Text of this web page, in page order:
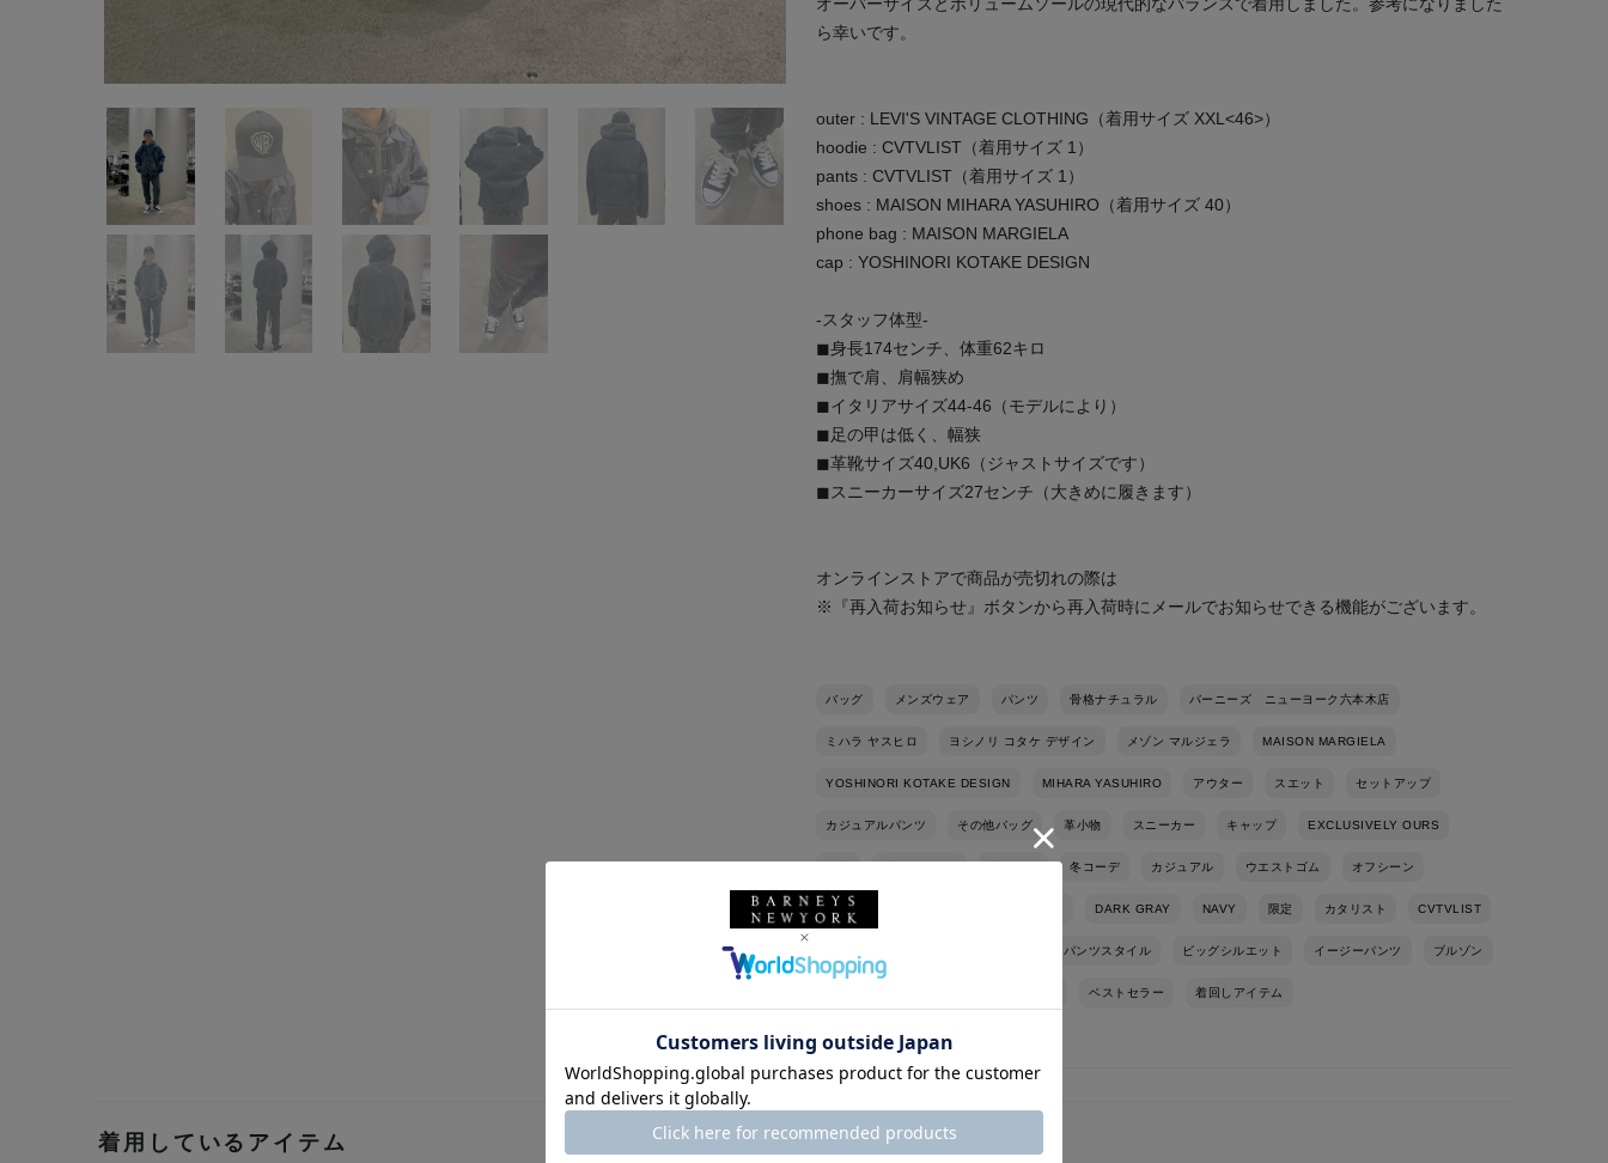
ら幸いです。
outer : LEVI'S VINTAGE CLOTHING（着用サイズ XXL<46>）
hoodie : CVTVLIST（着用サイズ 1）
pants : CVTVLIST（着用サイズ 1）
shoes : MAISON MIHARA YASUHIRO（着用サイズ 40）
phone bag : MAISON MARGIELA
cap : YOSHINORI KOTAKE DESIGN
-スタッフ体型-
◼︎身長174センチ、体重62キロ
◼︎撫で肩、肩幅狭め
◼︎イタリアサイズ44-46（モデルにより）
◼︎足の甲は低く、幅狭
◼︎革靴サイズ40,UK6（ジャストサイズです）
◼︎スニーカーサイズ27センチ（大きめに履きます）
オンラインストアで商品が売切れの際は
※『再入荷お知らせ』ボタンから再入荷時にメールでお知らせできる機能がございます。
バッグ メンズウェア パンツ 骨格ナチュラル バーニーズ ニューヨーク六本木店
ミハラ ヤスヒロ ヨシノリ コタケ デザイン メゾン マルジェラ MAISON MARGIELA
YOSHINORI KOTAKE DESIGN MIHARA YASUHIRO アウター スエット セットアップ
カジュアルパンツ その他バッグ 革小物 スニーカー キャップ EXCLUSIVELY OURS
冬コーデ カジュアル ウエストゴム オフシーン
デイリー DARK GRAY NAVY 限定 カタリスト CVTVLIST
パンツスタイル ビッグシルエット イージーパンツ ブルゾン
ベストセラー 着回しアイテム
着用しているアイテム